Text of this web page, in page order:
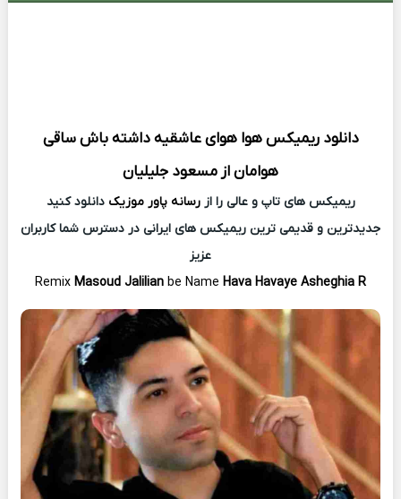
دانلود ریمیکس هوا هوای عاشقیه داشته باش ساقی
هوامان ازمسعود جلیلیان
ریمیکس های تاپ و عالی را از رسانه پاور موزیک دانلود کنید
جدیدترین و قدیمی ترین ریمیکس های ایرانی در دسترس شما کاربران
عزیز
Remix Masoud Jalilian be Name Hava Havaye Asheghia R